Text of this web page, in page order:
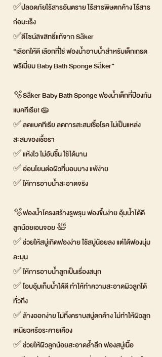
✅ปลอดภัยไร้สารอันตราย ไร้สารพิษตกค้าง ไร้สาร
ก่อมะเร็ง
✅ดีไซน์ลิขสิทธิ์แท้จาก Säker
“เลือกให้ดี เลือกที่ใช่ ฟองน้ำอาบน้ำสำหรับเด็กเกรด
พรีเมี่ยม Baby Bath Sponge Säker”
🫧Säker Baby Bath Sponge ฟองน้ำเด็กที่ป้องกัน
แบคทีเรีย!🧽
✅ ลดแบคทีเรีย ลดการสะสมเชื้อโรค ไม่เป็นแหล่ง
สะสมของเชื้อรา
✅ แห้งไว ไม่อับชื้น ใช้ได้นาน
✅ อ่อนโยนต่อผิวที่บอบบาง แพ้ง่าย
✅ ให้การอาบน้ำสะอาดจริง
🫧ฟองน้ำโครงสร้างรูพรุน ฟองขึ้นง่าย อุ้มน้ำได้ดี
ลูกน้อยเอนจอย 🛀
✅ ช่วยให้สบู่เกิดฟองง่าย ใช้สบู่น้อยลง แต่ได้ฟองนุ่ม
ละมุน
✅ ให้การอาบน้ำลูกเป็นเรื่องสนุก
✅ โอบอุ้มเก็บน้ำได้ดี ทำให้ทำความสะอาดผิวลูกได้
ทั่วถึง
✅ ล้างออกง่าย ไม่ทิ้งคราบสบู่ตกค้าง ไม่ทำให้ผิวลูก
เหนียวหรือระคายเคือง
✅ ช่วยให้ผิวลูกน้อยสะอาดล้ำลึก ฟองสบู่เนื้อ